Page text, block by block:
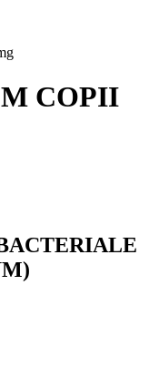
COPII